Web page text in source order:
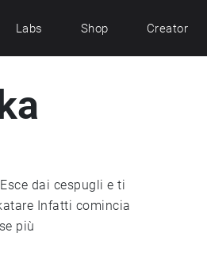
Labs Shop Creator
dai cespugli e ti
Infatti comincia
più